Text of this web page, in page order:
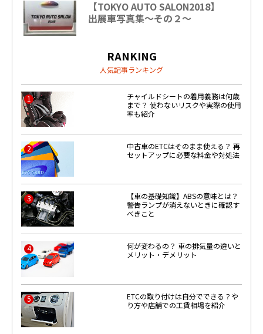
【TOKYO AUTO SALON2018】
出展車写真集～その２～
RANKING
人気記事ランキング
1
チャイルドシートの着用義務は何歳
まで？ 使わないリスクや実際の使用
率も紹介
2
中古車のETCはそのまま使える？ 再
セットアップに必要な料金や対処法
3
【車の基礎知識】ABSの意味とは？
警告ランプが消えないときに確認す
べきこと
4
何が変わるの？ 車の排気量の違いと
メリット・デメリット
5
ETCの取り付けは自分でできる？や
り方や店舗での工賃相場を紹介